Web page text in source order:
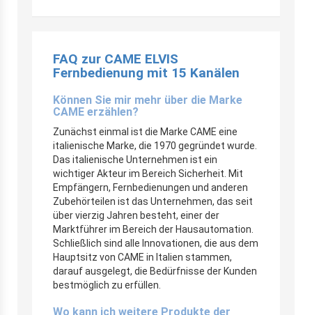
FAQ zur CAME ELVIS
Fernbedienung mit 15 Kanälen
Können Sie mir mehr über die Marke
CAME erzählen?
Zunächst einmal ist die Marke CAME eine
italienische Marke, die 1970 gegründet wurde.
Das italienische Unternehmen ist ein
wichtiger Akteur im Bereich Sicherheit. Mit
Empfängern, Fernbedienungen und anderen
Zubehörteilen ist das Unternehmen, das seit
über vierzig Jahren besteht, einer der
Marktführer im Bereich der Hausautomation.
Schließlich sind alle Innovationen, die aus dem
Hauptsitz von CAME in Italien stammen,
darauf ausgelegt, die Bedürfnisse der Kunden
bestmöglich zu erfüllen.
Wo kann ich weitere Produkte der